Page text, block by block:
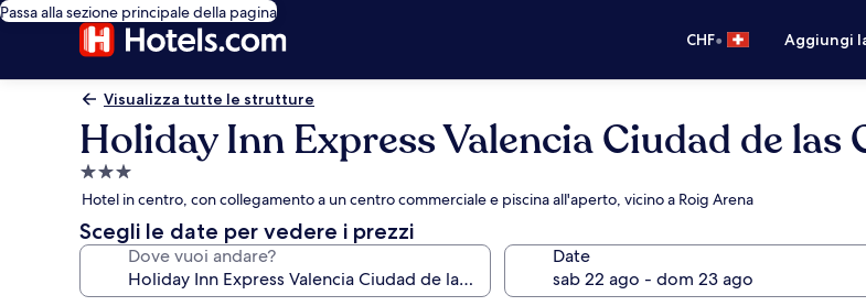
Passa alla sezione principale della pagina
CHF• Aggiungi
Visualizza tutte le strutture
Holiday Inn Express Valencia Ciudad de las
Struttura
a
3.0
stelle
Hotel in centro, con collegamento a un centro commerciale e piscina all'aperto, vicino a Roig Arena
Scegli le date per vedere i prezzi
Dove vuoi andare? Date